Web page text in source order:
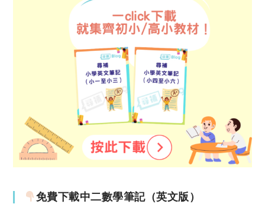
免費下載中二數學筆記（英文版）